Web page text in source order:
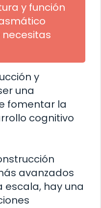
y función
necesitas
y
una
fomentar la
cognitivo
avanzados
escala, hay una